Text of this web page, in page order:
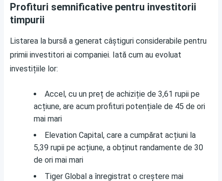
Profituri semnificative pentru investitorii
timpurii
Listarea la bursă a generat câștiguri considerabile pentru
primii investitori ai companiei. Iată cum au evoluat
investițiile lor:
Accel, cu un preț de achiziție de 3,61 rupii pe
acțiune, are acum profituri potențiale de 45 de ori
mai mari
Elevation Capital, care a cumpărat acțiuni la
5,39 rupii pe acțiune, a obținut randamente de 30
de ori mai mari
Tiger Global a înregistrat o creștere mai